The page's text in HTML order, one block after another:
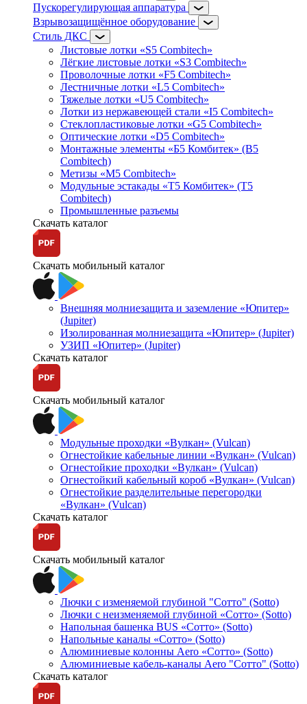
Пускорегулирующая аппаратура
Взрывозащищённое оборудование
Стиль ДКС
Листовые лотки «S5 Combitech»
Лёгкие листовые лотки «S3 Combitech»
Проволочные лотки «F5 Combitech»
Лестничные лотки «L5 Combitech»
Тяжелые лотки «U5 Combitech»
Лотки из нержавеющей стали «I5 Combitech»
Стеклопластиковые лотки «G5 Combitech»
Оптические лотки «D5 Combitech»
Монтажные элементы «Б5 Комбитек» (B5
Combitech)
Метизы «M5 Combitech»
Модульные эстакады «Т5 Комбитек» (T5
Combitech)
Промышленные разъемы
Скачать каталог
Скачать мобильный каталог
Внешняя молниезащита и заземление «Юпитер»
(Jupiter)
Изолированная молниезащита «Юпитер» (Jupiter)
УЗИП «Юпитер» (Jupiter)
Скачать каталог
Скачать мобильный каталог
Модульные проходки «Вулкан» (Vulcan)
Огнестойкие кабельные линии «Вулкан» (Vulcan)
Огнестойкие проходки «Вулкан» (Vulcan)
Огнестойкий кабельный короб «Вулкан» (Vulcan)
Огнестойкие разделительные перегородки
«Вулкан» (Vulcan)
Скачать каталог
Скачать мобильный каталог
Лючки с изменяемой глубиной "Сотто" (Sotto)
Лючки с неизменяемой глубиной «Сотто» (Sotto)
Напольная башенка BUS «Сотто» (Sotto)
Напольные каналы «Сотто» (Sotto)
Алюминиевые колонны Aero «Сотто» (Sotto)
Алюминиевые кабель-каналы Aero "Сотто" (Sotto)
Скачать каталог